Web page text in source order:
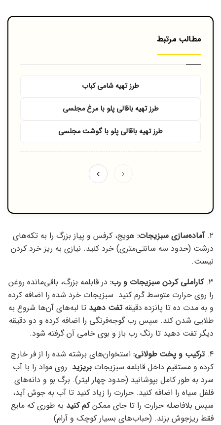
مطالب مرتبط
طرز تهیه شامی کباب
طرز تهیه باقالی پلو با مرغ مجلسی
طرز تهیه باقالی پلو با گوشت مجلسی
۲. آماده‌سازی سبزیجات: هویج، کرفس و پیاز بزرگ را به تکه‌های
درشت (حدود سه سانتی‌متری) خرد کنید. نیازی به ریز خرد کردن
نیست.
۳. کاراملی کردن سبزیجات و رب: در قابلمه بزرگ، باقی‌مانده روغن
را روی حرارت متوسط گرم کنید. سبزیجات خرد شده را اضافه کرده
و به مدت ده تا پانزده دقیقهتفت دهید تا لبه‌های آن‌ها شروع به
طلایی شدن کند. سپس رب گوجه‌فرنگی را اضافه کرده و دو دقیقه
دیگر تفت دهید تا رنگ رب باز و بوی خامی آن گرفته شود.
۴. ترکیب و پخت طولانی: استخوان‌های برشته شده را از فر خارج
کرده و مستقیم داخل قابلمه سبزیجات بریزید. روی مواد را با آب
سرد به طور کامل بپوشانید (حدود چهار لیتر). برگ بو و دانه‌های
فلفل سیاه را اضافه کنید. حرارت را زیاد کنید تا آب به جوش آید،
سپس بلافاصله حرارت را تا جای ممکنکم کنید به طوری که مایع
فقط ریزجوش بزند. (حباب‌های بسیار کوچک و آرام)